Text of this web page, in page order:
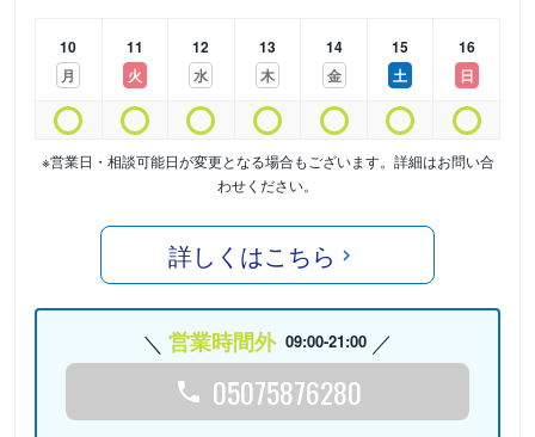
10
月
11
火
12
水
13
木
14
金
15
土
16
日
※営業日・相談可能日が変更となる場合もございます。詳細はお問い合
わせください。
詳しくはこちら
営業時間外 09:00-21:00
05075876280